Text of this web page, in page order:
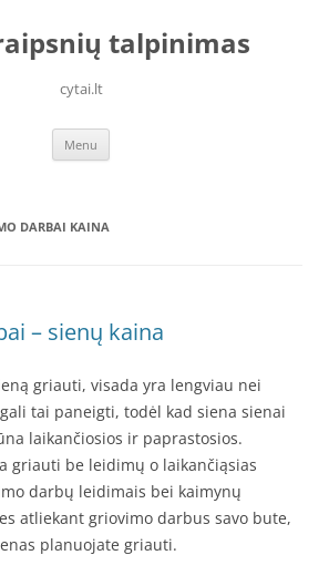
talpinimas
cytai.lt
Menu
DARBAI KAINA
– sienų kaina
griauti, visada yra lengviau nei
tai paneigti, todėl kad siena sienai
laikančiosios ir paprastosios.
griauti be leidimų o laikančiąsias
darbų leidimais bei kaimynų
atliekant griovimo darbus savo bute,
planuojate griauti.